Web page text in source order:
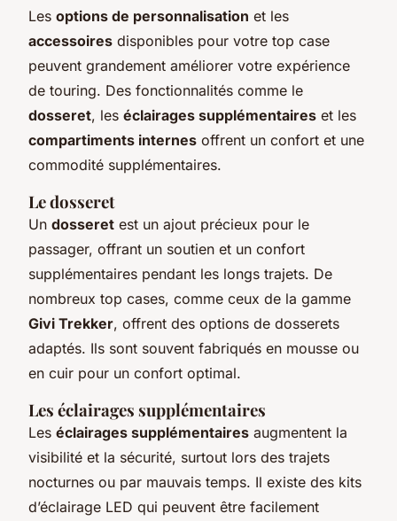
Les options de personnalisation et les
accessoires disponibles pour votre top case
peuvent grandement améliorer votre expérience
de touring. Des fonctionnalités comme le
dosseret, les éclairages supplémentaires et les
compartiments internes offrent un confort et une
commodité supplémentaires.
Le dosseret
Un dosseret est un ajout précieux pour le
passager, offrant un soutien et un confort
supplémentaires pendant les longs trajets. De
nombreux top cases, comme ceux de la gamme
Givi Trekker, offrent des options de dosserets
adaptés. Ils sont souvent fabriqués en mousse ou
en cuir pour un confort optimal.
Les éclairages supplémentaires
Les éclairages supplémentaires augmentent la
visibilité et la sécurité, surtout lors des trajets
nocturnes ou par mauvais temps. Il existe des kits
d’éclairage LED qui peuvent être facilement